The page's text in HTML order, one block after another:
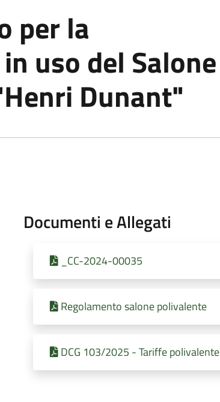
per la
uso del Salone
Dunant"
Documenti e Allegati
_CC-2024-00035
Regolamento salone polivalente
DCG 103/2025 - Tariffe polivalente